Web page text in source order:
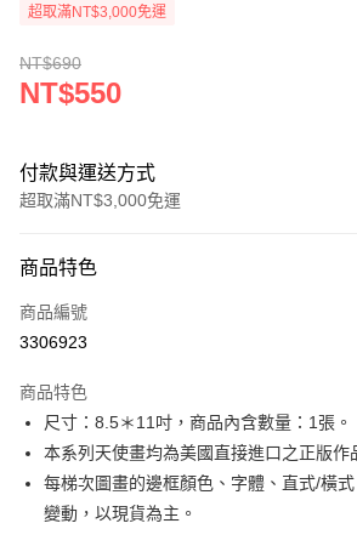
超取滿NT$3,000免運
NT$690
NT$550
付款與運送方式
超取滿NT$3,000免運
信用卡一次付款
超商取貨付款
Apple Pay
街口支付
悠遊付
商品特色
商品編號
3306923
商品特色
尺寸：8.5＊11吋，商品內含數量：1張。
本系列天使畫均為美國直接進口之正版作
每梯次圖畫的邊框顏色、字體、直式/橫
變動，以現貨為主。